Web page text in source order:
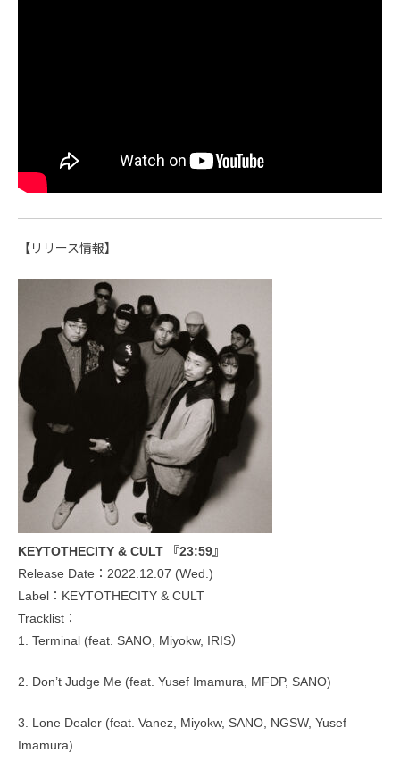
【リリース情報】
KEYTOTHECITY & CULT 『23:59』
Release Date：2022.12.07 (Wed.)
Label：KEYTOTHECITY & CULT
Tracklist：
1. Terminal (feat. SANO, Miyokw, IRIS）
2. Don’t Judge Me (feat. Yusef Imamura, MFDP, SANO)
3. Lone Dealer (feat. Vanez, Miyokw, SANO, NGSW, Yusef
Imamura)